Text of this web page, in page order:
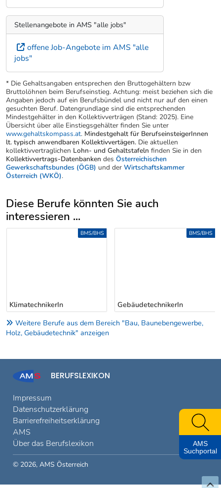
Stellenangebote in AMS "alle jobs"
offene Job-Angebote im AMS "alle
jobs"
* Die Gehaltsangaben entsprechen den Bruttogehältern bzw
Bruttolöhnen beim Berufseinstieg. Achtung: meist beziehen sich die
Angaben jedoch auf ein Berufsbündel und nicht nur auf den einen
gesuchten Beruf. Datengrundlage sind die entsprechenden
Mindestgehälter in den Kollektivverträgen (Stand: 2025). Eine
Übersicht über alle Einstiegsgehälter finden Sie unter
www.gehaltskompass.at. Mindestgehalt für BerufseinsteigerInnen
lt. typisch anwendbaren Kollektivvertägen. Die aktuellen
kollektivvertraglichen Lohn- und Gehaltstafeln finden Sie in den
Kollektivvertrags-Datenbanken des Österreichischen
Gewerkschaftsbundes (ÖGB) und der Wirtschaftskammer
Österreich (WKÖ).
Diese Berufe könnten Sie auch
interessieren ...
Uber weitere Berufsvorschläge
KlimatechnikerIn
BMS/BHS
GebäudetechnikerIn
BMS/BHS
Weitere Berufe aus dem Bereich "Bau, Baunebengewerbe,
Holz, Gebäudetechnik" anzeigen
BERUFSLEXIKON
Impressum
Datenschutzerklärung
Barrierefreiheitserklärung
AMS
Über das Berufslexikon
© 2026, AMS Österreich
AMS
Suchportal